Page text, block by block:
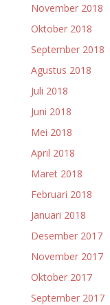
November 2018
Oktober 2018
September 2018
Agustus 2018
Juli 2018
Juni 2018
Mei 2018
April 2018
Maret 2018
Februari 2018
Januari 2018
Desember 2017
November 2017
Oktober 2017
September 2017